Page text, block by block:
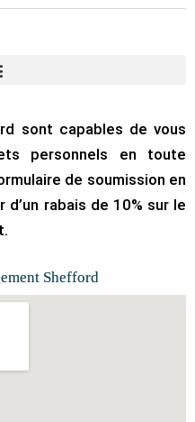
sont capables de vous
personnels en toute
de soumission en
rabais de 10% sur le
Shefford